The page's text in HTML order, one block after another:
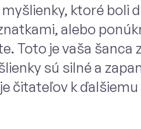
ktoré boli
alebo
Toto je vaša
sú silné a
čitateľov k ďalšiemu